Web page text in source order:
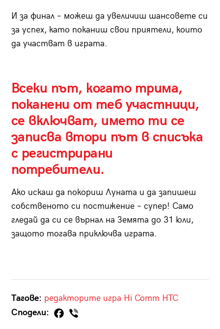
И за финал – можеш да увеличиш шансовете си
за успех, като поканиш свои приятели, които
да участват в играта.
Всеки път, когато трима,
поканени от теб участници,
се включват, името ти се
записва втори път в списъка
с регистрирани
потребители.
Ако искаш да покориш Луната и да запишеш
собственото си постижение – супер! Само
гледай да си се върнал на Земята до 31 юли,
защото тогава приключва играта.
Тагове: редакторите игра Hi Comm HTC
Сподели: